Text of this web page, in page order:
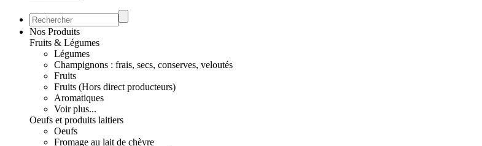
Nos Produits
Fruits & Légumes
Légumes
Champignons : frais, secs, conserves, veloutés
Fruits
Fruits (Hors direct producteurs)
Aromatiques
Voir plus...
Oeufs et produits laitiers
Oeufs
Fromage au lait de chèvre